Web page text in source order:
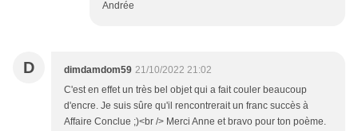
Andrée
D dimdamdom59 21/10/2022 21:02
C'est en effet un très bel objet qui a fait couler beaucoup
d'encre. Je suis sûre qu'il rencontrerait un franc succès à
Affaire Conclue ;)<br /> Merci Anne et bravo pour ton poème.